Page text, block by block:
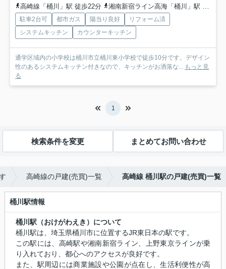
高崎線「桶川」駅 徒歩22分 湘南新宿ライン高海「桶川」駅 徒歩22分
駐車2台可 都市ガス 陽当り良好
リフォーム済
システムキッチン
カウンターキッチン
通学区域内の小学校は桶川市立桶川東小学校で徒歩10分です。デザイン
性のあるシステムキッチン付きなので、キッチンがお洒落な... もっと見
る
1
検索条件を変更 まとめてお問い合わせ
高崎線の戸建(売買)一覧 高崎線 桶川駅の戸建(売買)一覧
桶川駅情報
桶川駅（おけがわえき）について
桶川駅は、埼玉県桶川市に位置するJR東日本の駅です。
この駅には、 高崎駅や湘南新宿ライン、上野東京ラインが乗
り入れており、都心へのアクセスが良好です。
また、駅周辺には商業施設や公園が点在し、生活利便性が高